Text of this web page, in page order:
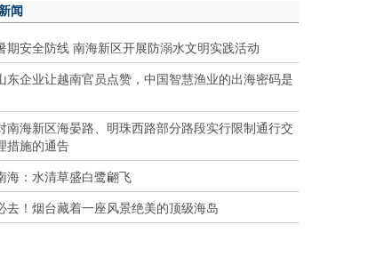
闻
期安全防线 南海新区开展防溺水文明实践活动
东企业让越南官员点赞，中国智慧渔业的出海密码是
南海新区海晏路、明珠西路部分路段实行限制通行交
措施的通告
海：水清草盛白鹭翩飞
去！烟台藏着一座风景绝美的顶级海岛